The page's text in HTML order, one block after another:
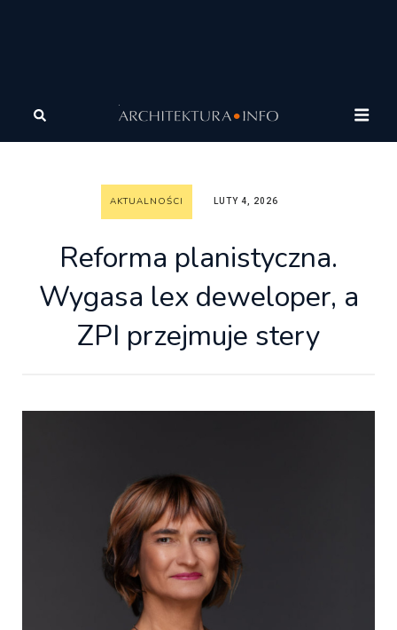
Wiadomości
planistyczna. Wygasa lex deweloper, a ZPI przejmuje stery
AKTUALNOŚCI LUTY 4, 2026
Reforma planistyczna.
Wygasa lex deweloper, a
ZPI przejmuje stery